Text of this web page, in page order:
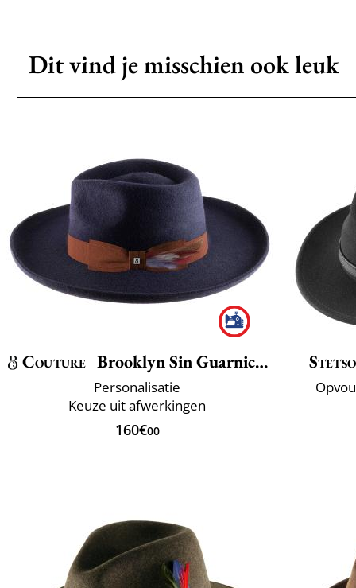
Dit vind je misschien ook leuk
Couture Brooklyn Sin Guarnicion
Personalisatie
Keuze uit afwerkingen
160€00